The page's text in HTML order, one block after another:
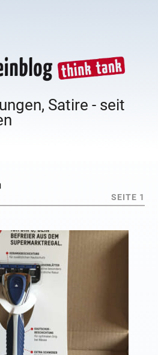
Satire - seit
SEITE 1